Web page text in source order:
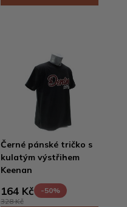
Černé pánské tričko s
kulatým výstřihem
Keenan
164 Kč
-50%
328 Kč